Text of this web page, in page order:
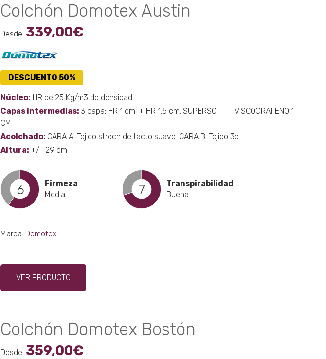
Las
de
producto
Colchón Domotex Austin
Desde: 339,00€
DESCUENTO 50%
Núcleo: HR de 25 Kg/m3 de densidad
Capas intermedias: 3 capa: HR 1 cm. + HR 1,5 cm. SUPERSOFT + VISCOGRAFENO 1
CM.
Acolchado: CARA A: Tejido strech de tacto suave. CARA B: Tejido 3d
Altura: +/- 29 cm
6
Firmeza
Media
7
Transpirabilidad
Buena
Marca: Domotex
VER PRODUCTO
Este
tiene
Las
Colchón Domotex Bostón
Desde: 359,00€